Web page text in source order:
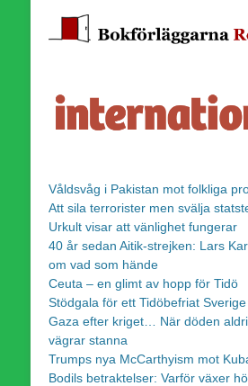
Våldsvåg i Pakistan mot folkliga
Att sila terrorister men svälja
Urkult visar att vänlighet fungerar
40 år sedan Aitik-strejken: Lars
om vad som hände
Ceuta – en glimt av hopp för Tidö
Stödgala för ett Tidöbefriat Sverige
Gaza efter kriget… När döden
vägrar stanna
Trumps nya McCarthyism mot
Bodils betraktelser: Varför växer